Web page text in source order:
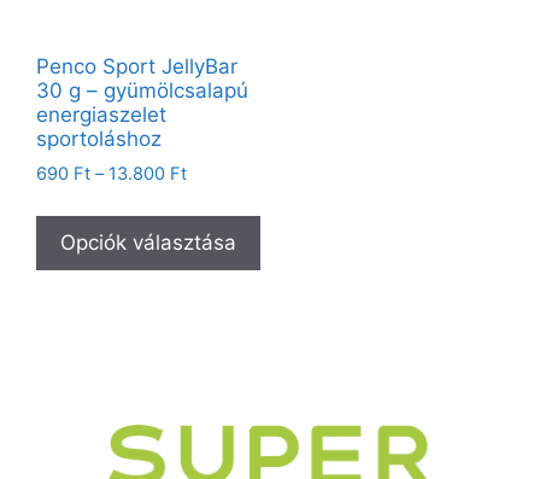
Penco Sport JellyBar
30 g – gyümölcsalapú
energiaszelet
sportoláshoz
690 Ft – 13.800 Ft
Opciók választása